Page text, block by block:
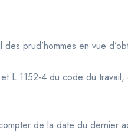
prud’hommes en vue
L.1152-4 du code du travail,
de la date du dernier